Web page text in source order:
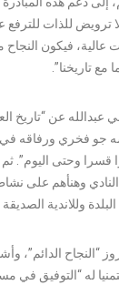
ترويض للذات للترفع
عالية، فيكون
مع تاريخنا”.
عبدالله عن “تاريخ
جو فخري ورفاقه في
قسرا وحتى اليوم”. ثم
وهنأهم على
وللاندية
“النجاح الدائم”،
له “التوفيق في